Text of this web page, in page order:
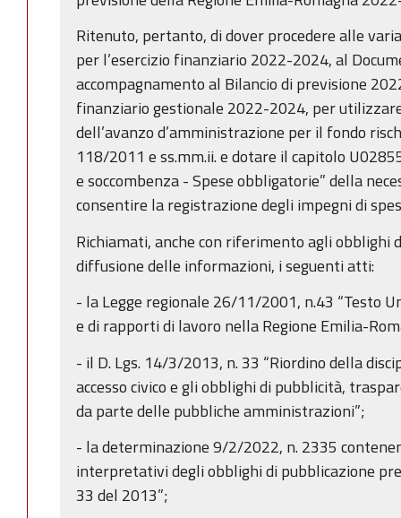
Ritenuto, pertanto, di dover procedere alle
per l’esercizio finanziario 2022-2024, al
accompagnamento al Bilancio di previsione
finanziario gestionale 2022-2024, per
dell’avanzo d’amministrazione per il fondo
118/2011 e ss.mm.ii. e dotare il capitolo
e soccombenza - Spese obbligatorie” della
consentire la registrazione degli impegni di
Richiamati, anche con riferimento agli obblighi
diffusione delle informazioni, i seguenti atti:
- la Legge regionale 26/11/2001, n.43 “Testo
e di rapporti di lavoro nella Regione Emilia-
- il D. Lgs. 14/3/2013, n. 33 “Riordino della
accesso civico e gli obblighi di pubblicità,
da parte delle pubbliche amministrazioni”;
- la determinazione 9/2/2022, n. 2335
interpretativi degli obblighi di pubblicazione
33 del 2013”;